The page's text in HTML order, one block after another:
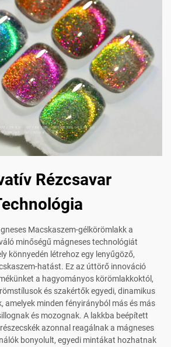
Rézcsavar
Macskaszem-gélkörömlakk a
minőségű mágneses technológiát
könnyedén létrehoz egy lenyűgöző,
hatást. Ez az úttörő innováció
a hagyományos körömlakkoktól,
és szakértők egyedi, dinamikus
amelyek minden fényirányból más és más
és mozognak. A lakkba beépített
azonnal reagálnak a mágneses
bonyolult, egyedi mintákat hozhatnak